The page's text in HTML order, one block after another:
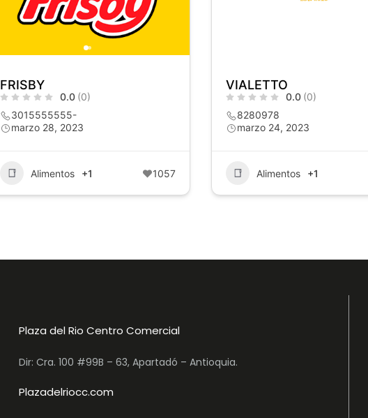
FRISBY
0.0 (0)
3015555555-
marzo 28, 2023
Alimentos +1 1057
VIALETTO
0.0 (0)
8280978
marzo 24, 2023
Alimentos +1
Plaza del Rio Centro Comercial
Dir: Cra. 100 #99B – 63, Apartadó – Antioquia.
Plazadelriocc.com